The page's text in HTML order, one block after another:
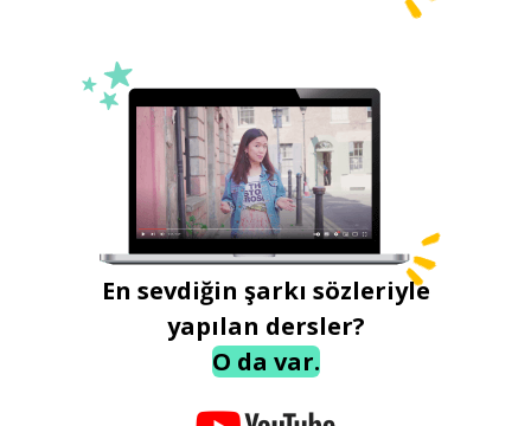
En sevdiğin şarkı sözleriyle
yapılan dersler?
O da var.